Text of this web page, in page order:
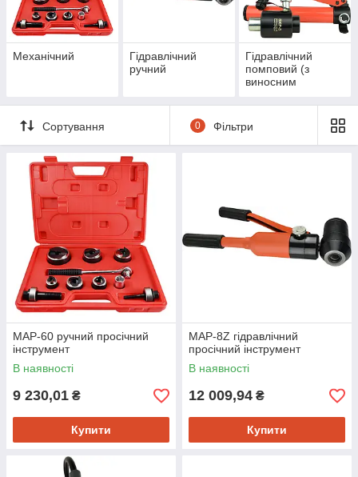
Механічний
Гідравлічний
ручний
Гідравлічний
помповий (з
виносним
Сортування 0 Фільтри
MAP-60 ручний просічний
інструмент
В наявності
9 230,01 ₴
Купити
MAP-8Z гідравлічний
просічний інструмент
В наявності
12 009,94 ₴
Купити